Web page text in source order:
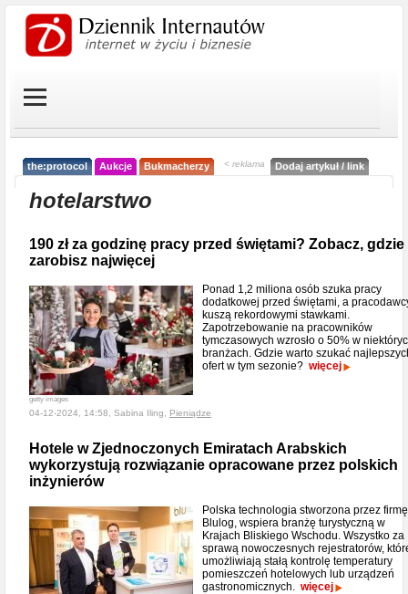
the:protocol Aukcje Bukmacherzy < reklama Dodaj artykuł / link
hotelarstwo
190 zł za godzinę pracy przed świętami? Zobacz, gdzie
zarobisz najwięcej
getty images
Ponad 1,2 miliona osób szuka pracy
dodatkowej przed świętami, a
kuszą rekordowymi stawkami.
Zapotrzebowanie na pracowników
tymczasowych wzrosło o 50% w
branżach. Gdzie warto szukać
ofert w tym sezonie? więcej
04-12-2024, 14:58, Sabina Iling, Pieniądze
Hotele w Zjednoczonych Emiratach Arabskich
wykorzystują rozwiązanie opracowane przez polskich
inżynierów
Polska technologia stworzona przez firmę
Blulog, wspiera branżę turystyczną w
Krajach Bliskiego Wschodu. Wszystko za
sprawą nowoczesnych rejestratorów,
umożliwiają stałą kontrolę temperatury
pomieszczeń hotelowych lub urządzeń
gastronomicznych. więcej